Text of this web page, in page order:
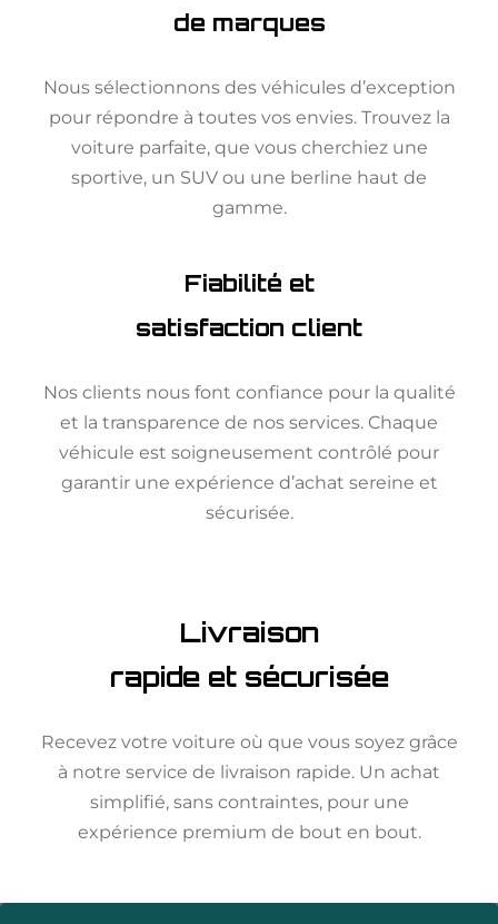
de marques
Nous sélectionnons des véhicules d’exception
pour répondre à toutes vos envies. Trouvez la
voiture parfaite, que vous cherchiez une
sportive, un SUV ou une berline haut de
gamme.
Fiabilité et
satisfaction client
Nos clients nous font confiance pour la qualité
et la transparence de nos services. Chaque
véhicule est soigneusement contrôlé pour
garantir une expérience d’achat sereine et
sécurisée.
Livraison
rapide et sécurisée
Recevez votre voiture où que vous soyez grâce
à notre service de livraison rapide. Un achat
simplifié, sans contraintes, pour une
expérience premium de bout en bout.